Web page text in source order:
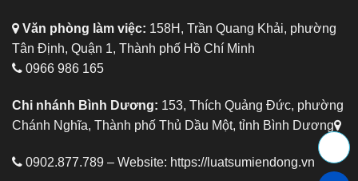
Văn phòng làm việc: 158H, Trần Quang Khải, phường
Tân Định, Quận 1, Thành phố Hồ Chí Minh
0966 986 165
Chi nhánh Bình Dương: 153, Thích Quảng Đức, phường
Chánh Nghĩa, Thành phố Thủ Dầu Một, tỉnh Bình Dương
0902.877.789 – Website: https://luatsumiendong.vn